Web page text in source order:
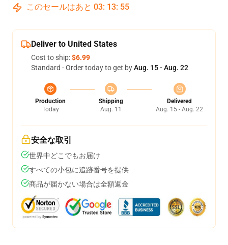
このセールはあと 03: 13: 55
Deliver to United States
Cost to ship:$6.99
Standard - Order today to get byAug. 15 - Aug. 22
Production
Today
Shipping
Aug. 11
Delivered
Aug. 15 - Aug. 22
安全な取引
世界中どこでもお届け
すべての小包に追跡番号を提供
商品が届かない場合は全額返金